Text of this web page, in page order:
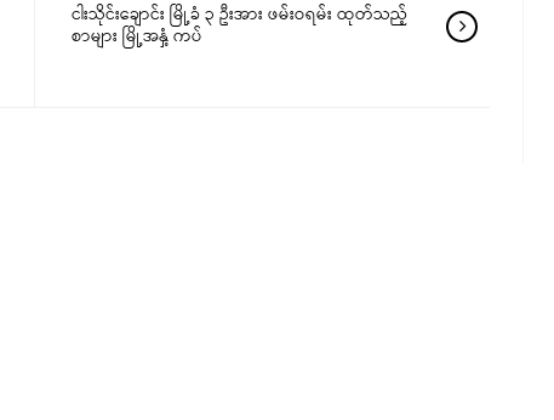
ငါးသိုင်းချောင်း မြို့ခံ ၃ ဦးအား ဖမ်းဝရမ်း ထုတ်သည့်
စာများ မြို့အနှံ့ ကပ်